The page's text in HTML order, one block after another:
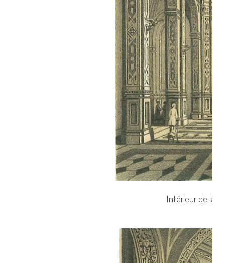
Intérieur de la